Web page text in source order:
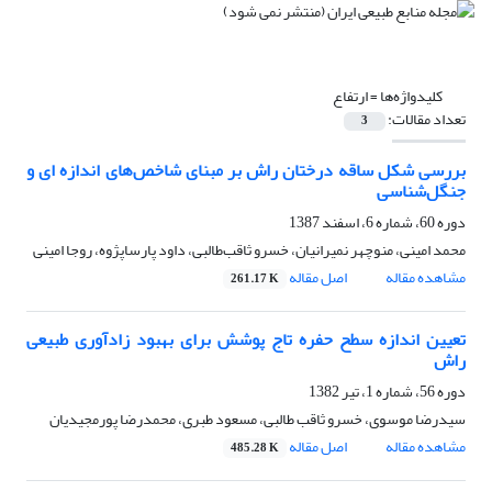
کلیدواژه‌ها =ارتفاع
تعداد مقالات: 3
بررسی شکل ساقه درختان راش بر مبنای شاخص‌های اندازه ای و
جنگل‌شناسی
دوره 60، شماره 6، اسفند 1387
محمد امینی، منوچهر نمیرانیان، خسرو ثاقب‌طالبی، داود پارساپژوه، روجا امینی
مشاهده مقاله
اصل مقاله 261.17 K
تعیین اندازه سطح حفره تاج پوشش برای بهبود زادآوری طبیعی
راش
دوره 56، شماره 1، تیر 1382
سیدرضا موسوی، خسرو ثاقب طالبی، مسعود طبری، محمدرضا پورمجیدیان
مشاهده مقاله
اصل مقاله 485.28 K